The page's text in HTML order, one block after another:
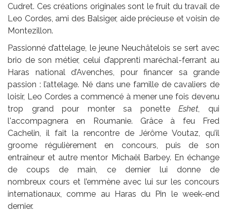
Cudret. Ces créations originales sont le fruit du travail de
Leo Cordes, ami des Balsiger, aide précieuse et voisin de
Montezillon.
Passionné d’attelage, le jeune Neuchâtelois se sert avec
brio de son métier, celui d’apprenti maréchal-ferrant au
Haras national d’Avenches, pour financer sa grande
passion : l’attelage. Né dans une famille de cavaliers de
loisir, Leo Cordes a commencé à mener une fois devenu
trop grand pour monter sa ponetteEshet, qui
l'accompagnera en Roumanie. Grâce à feu Fred
Cachelin, il fait la rencontre de Jérôme Voutaz, qu’il
groome régulièrement en concours, puis de son
entraîneur et autre mentor Michaël Barbey. En échange
de coups de main, ce dernier lui donne de
nombreux cours et l’emmène avec lui sur les concours
internationaux, comme au Haras du Pin le week-end
dernier.